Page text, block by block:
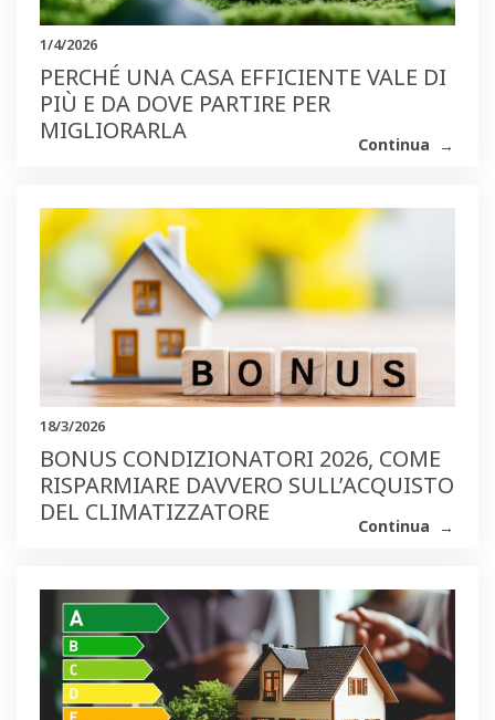
1/4/2026
PERCHÉ UNA CASA EFFICIENTE VALE DI
PIÙ E DA DOVE PARTIRE PER
MIGLIORARLA
Continua
18/3/2026
BONUS CONDIZIONATORI 2026, COME
RISPARMIARE DAVVERO SULL’ACQUISTO
DEL CLIMATIZZATORE
Continua